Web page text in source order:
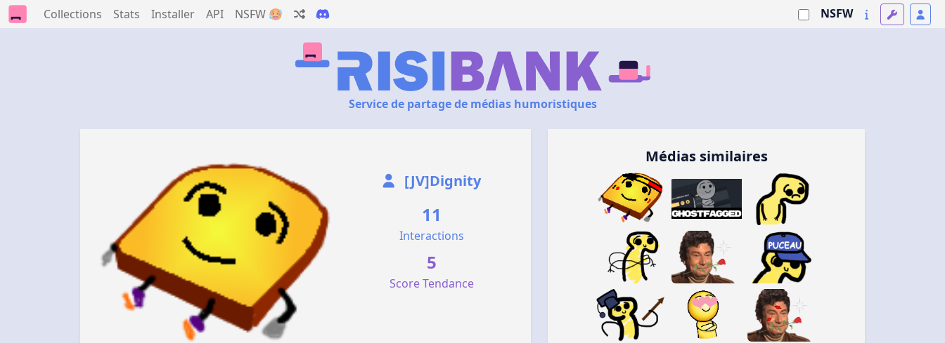
Collections Stats Installer API NSFW 🥵 NSFW
Service de partage de médias humoristiques
[JV]Dignity
11
Interactions
5
Score Tendance
Médias similaires